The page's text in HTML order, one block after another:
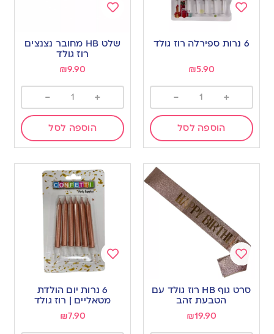
to
wishlist
6 נרות ספירלה רוז גולד
₪5.90
+
-
הוספה לסל
to
wishlist
שלט HB מחובר נצנצים
רוז גולד
₪9.90
+
-
הוספה לסל
Add
to
wishlist
סרט גוף HB רוז גולד עם
הטבעת זהב
₪19.90
Add
wishlist
6 נרות יום הולדת
מטאליים | רוז גולד
₪7.90